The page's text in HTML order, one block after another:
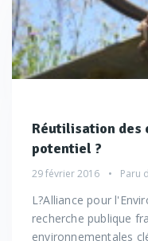
Réutilisation des
potentiel ?
29 février 2016 Paru
L?Alliance pour
recherche publique
environnementales